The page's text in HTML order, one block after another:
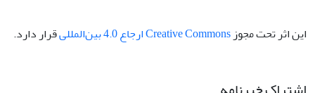
این اثر تحت مجوز Creative Commons ارجاع 4.0 بین‌المللی قرار دارد.